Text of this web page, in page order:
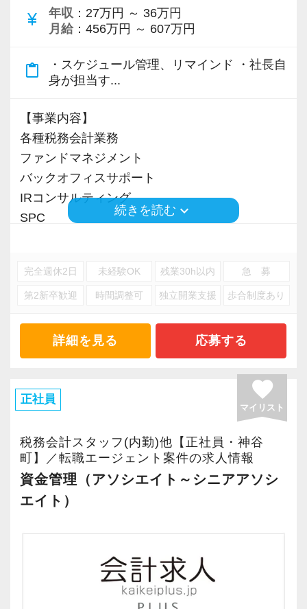
働きたいと常に考えております。
私たちの役割は、税務会計だけでなく、経営・
客様の課題解決に貢献することです。
そのため、「作業」から「サービス」へ、「妥
協」から「チャレンジ」へ、「スキルアップ」
から「問題解決」へという意識を持ち業務に励
んでいます。
在席して長いスタッフが多いのも特徴の一つ
で、居心地の良さや高い経験値が得られる環境
を追求しています。腰を据えて働き、経験値を
また、全従業員にノートPC支給・デュアルディ
スプレイ導入など、生産性を高めるための機
次世代の会計人として活躍できる環境です。ご
興味をお持ちいただけましたら、ぜひご応募く
一人で悩まずに取り組める環境となっています
ので、スキルアップに関するサポート体制がと
Q．どんな方と一緒に働きたいですか？
できる方と働きたいです
Q．どんな方がこの職場に向いていると思いま
すか？
A．顧問先からの要望に面倒がらずに動ける人だ
と思います
【代表より】
りがとうを言える人、言われる人」そんな方と
働きたいと常に考えております。
人事・労務・IT・環境など、あらゆる分野でお
客様の課題解決に貢献することです。
そのため、「作業」から「サービス」へ、「妥
協」から「チャレンジ」へ、「スキルアップ」
から「問題解決」へという意識を持ち業務に励
んでいます。
在席して長いスタッフが多いのも特徴の一つ
積み上げてきたい方にとっては最適な環境だと
また、全従業員にノートPC支給・デュアルディ
を図っています。
～パート入社20年目Cさん～
A．会計処理全般（内訳書と概況書作成も含みま
す）、申告書の取り込み、申告書送信後の製本
等が主な仕事です
Q．どのような時に「この仕事をしていてよか
った」と感じますか？
Q．事務所の雰囲気（人間関係、チームワーク
A．入力等は所内チームでしておりますが､お互
いに助け合って処理しているので､とても仕事が
Q．上司はどのような方ですか？
ますし、何よりとても優しいです
Q．休憩時間や終業後のコミュニケーションは
ありますか？
A．お昼休憩時にはプライベートなことを話した
currency_yen 年収 ：27万円 ～ 36万円
月給 ：456万円 ～ 607万円
content_paste
・スケジュール管理、リマインド ・社長自
身が担当す...
【事業内容】
各種税務会計業務
ファンドマネジメント
バックオフィスサポート
IRコンサルティング
SPC
す。
続きを読む keyboard_arrow_down
完全週休2日 未経験OK 残業30h以内 急 募
第2新卒歓迎 時間調整可 独立開業支援 歩合制度あり
詳細を見る 応募する
正社員 favorite
マイリスト
税務会計スタッフ(内勤)他【正社員・神谷
町】／転職エージェント案件の求人情報
資金管理（アソシエイト～シニアアソシ
エイト）